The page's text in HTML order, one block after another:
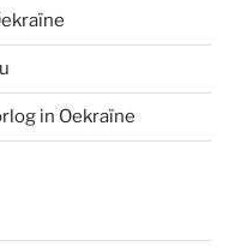
in Oekraïne